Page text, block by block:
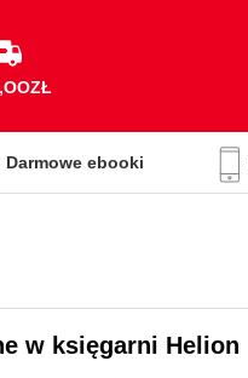
Darmowe ebooki
w księgarni Helion